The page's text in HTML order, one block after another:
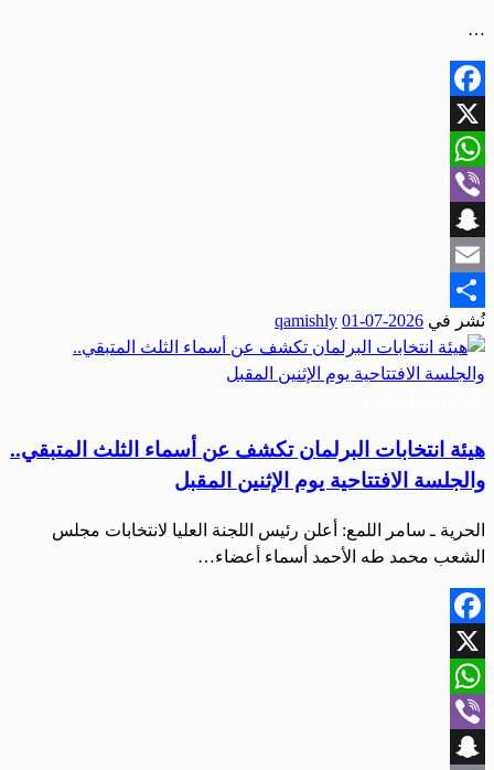
…
Facebook
X
WhatsApp
Viber
Snapchat
Email
Share
نُشر في 2026-07-01
qamishly
هيئة انتخابات البرلمان تكشف عن أسماء الثلث المتبقي..
والجلسة الافتتاحية يوم الإثنين المقبل
الحرية ـ سامر اللمع: أعلن رئيس اللجنة العليا لانتخابات مجلس
الشعب محمد طه الأحمد أسماء أعضاء…
Facebook
X
WhatsApp
Viber